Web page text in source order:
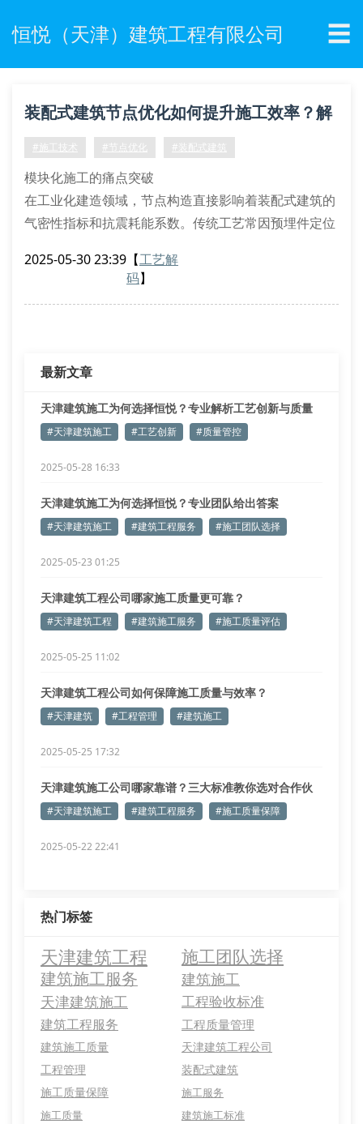
恒悦（天津）建筑工程有限公司 ☰
装配式建筑节点优化如何提升施工效率？解
析恒悦工程核心技术
#施工技术 #节点优化 #装配式建筑
模块化施工的痛点突破
在工业化建造领域，节点构造直接影响着装配式建筑的
气密性指标和抗震耗能系数。传统工艺常因预埋件定位
术实现毫米级坐标修正，将构件拼接合格率提升至
技术使框架节点延性系数达到2.8，满足八度设防区的
位移角
2025-05-30 23:39 【工艺解
码】
最新文章
天津建筑施工为何选择恒悦？专业解析工艺创新与质量
管控
#天津建筑施工 #工艺创新 #质量管控
2025-05-28 16:33
天津建筑施工为何选择恒悦？专业团队给出答案
#天津建筑施工 #建筑工程服务 #施工团队选择
2025-05-23 01:25
天津建筑工程公司哪家施工质量更可靠？
#天津建筑工程 #建筑施工服务 #施工质量评估
2025-05-25 11:02
天津建筑工程公司如何保障施工质量与效率？
#天津建筑 #工程管理 #建筑施工
2025-05-25 17:32
天津建筑施工公司哪家靠谱？三大标准教你选对合作伙
伴#天津建筑施工 #建筑工程服务 #施工质量保障
2025-05-22 22:41
热门标签
天津建筑工程 施工团队选择
建筑施工服务
建筑施工
天津建筑施工
工程验收标准
建筑工程服务 工程质量管理
建筑施工质量
天津建筑工程公司
工程管理
装配式建筑
施工质量保障
施工服务
施工质量
建筑施工标准